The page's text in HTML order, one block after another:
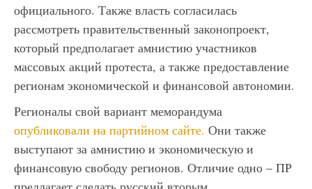
официального. Также власть согласилась
рассмотреть правительственный законопроект,
который предполагает амнистию участников
массовых акций протеста, а также предоставление
регионам экономической и финансовой автономии.
Регионалы свой вариант меморандума
опубликовали на партийном сайте. Они также
выступают за амнистию и экономическую и
финансовую свободу регионов. Отличие одно – ПР